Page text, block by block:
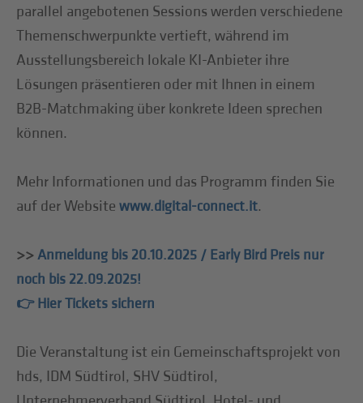
parallel angebotenen Sessions werden verschiedene
Themenschwerpunkte vertieft, während im
Ausstellungsbereich lokale KI-Anbieter ihre
Lösungen präsentieren oder mit Ihnen in einem
B2B-Matchmaking über konkrete Ideen sprechen
können.
Mehr Informationen und das Programm finden Sie
auf der Websitewww.digital-connect.it.
>>Anmeldung bis 20.10.2025 / Early Bird Preis nur
noch bis 22.09.2025!
👉 Hier Tickets sichern
Die Veranstaltung ist ein Gemeinschaftsprojekt von
hds, IDM Südtirol, SHV Südtirol,